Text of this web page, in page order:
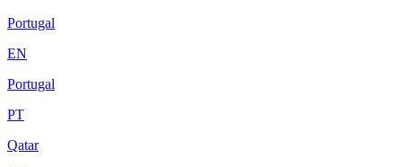
Portugal
EN
Portugal
PT
Qatar